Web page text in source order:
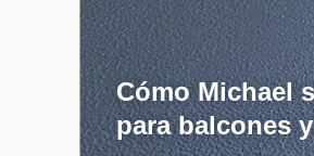
Cómo Michael
para balcones